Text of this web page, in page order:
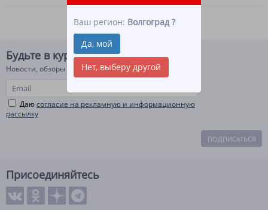
Ваш регион: Волгоград ?
Да, мой
Нет, выберу другой
Будьте в курсе!
Новости, обзоры и акции
Даюсогласие на рекламную и информационную
рассылку
ПОДПИСАТЬСЯ
Присоединяйтесь